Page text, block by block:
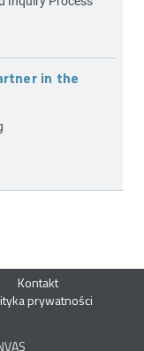
in the
Kontakt
prywatności